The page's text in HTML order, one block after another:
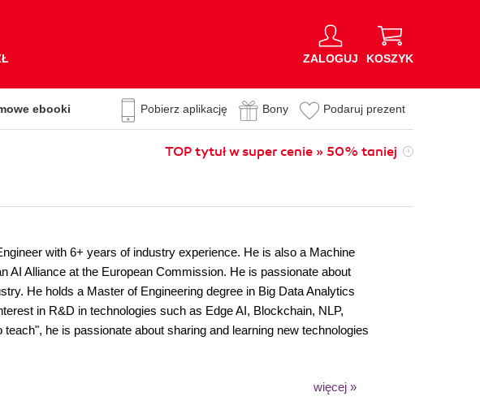
ZALOGUJ KOSZYK
ebooki Pobierz aplikację Bony Podaruj prezent
TOP tytuł w super cenie » 50% taniej
with 6+ years of industry experience. He is also a Machine
AI Alliance at the European Commission. He is passionate about
He holds a Master of Engineering degree in Big Data Analytics
in R&D in technologies such as Edge AI, Blockchain, NLP,
he is passionate about sharing and learning new technologies
więcej »